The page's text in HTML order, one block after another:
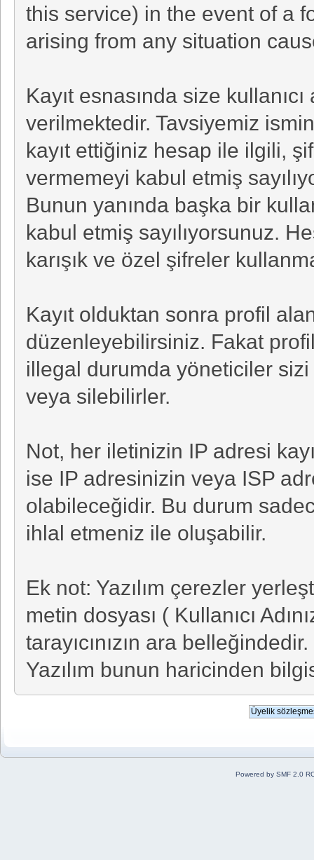
this service) in the event of a
arising from any situation
Kayıt esnasında size
verilmektedir. Tavsiyemiz
kayıt ettiğiniz hesap ile ilgili,
vermemeyi kabul etmiş
Bunun yanında başka bir
kabul etmiş sayılıyorsunuz.
karışık ve özel şifreler
Kayıt olduktan sonra profil
düzenleyebilirsiniz. Fakat profil
illegal durumda yöneticiler sizi
veya silebilirler.
Not, her iletinizin IP adresi
ise IP adresinizin veya ISP
olabileceğidir. Bu durum
ihlal etmeniz ile oluşabilir.
Ek not: Yazılım çerezler
metin dosyası ( Kullanıcı
tarayıcınızın ara
Yazılım bunun haricinden
Powered by SMF 2.0